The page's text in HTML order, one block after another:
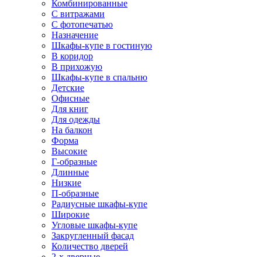
Комбинированные
С витражами
С фотопечатью
Назначение
Шкафы-купе в гостиную
В коридор
В прихожую
Шкафы-купе в спальню
Детские
Офисные
Для книг
Для одежды
На балкон
Форма
Высокие
Г-образные
Длинные
Низкие
П-образные
Радиусные шкафы-купе
Широкие
Угловые шкафы-купе
Закругленный фасад
Количество дверей